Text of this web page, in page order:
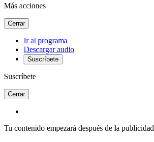
Más acciones
Cerrar
Ir al programa
Descargar audio
Suscríbete
Suscríbete
Cerrar
Tu contenido empezará después de la publicidad